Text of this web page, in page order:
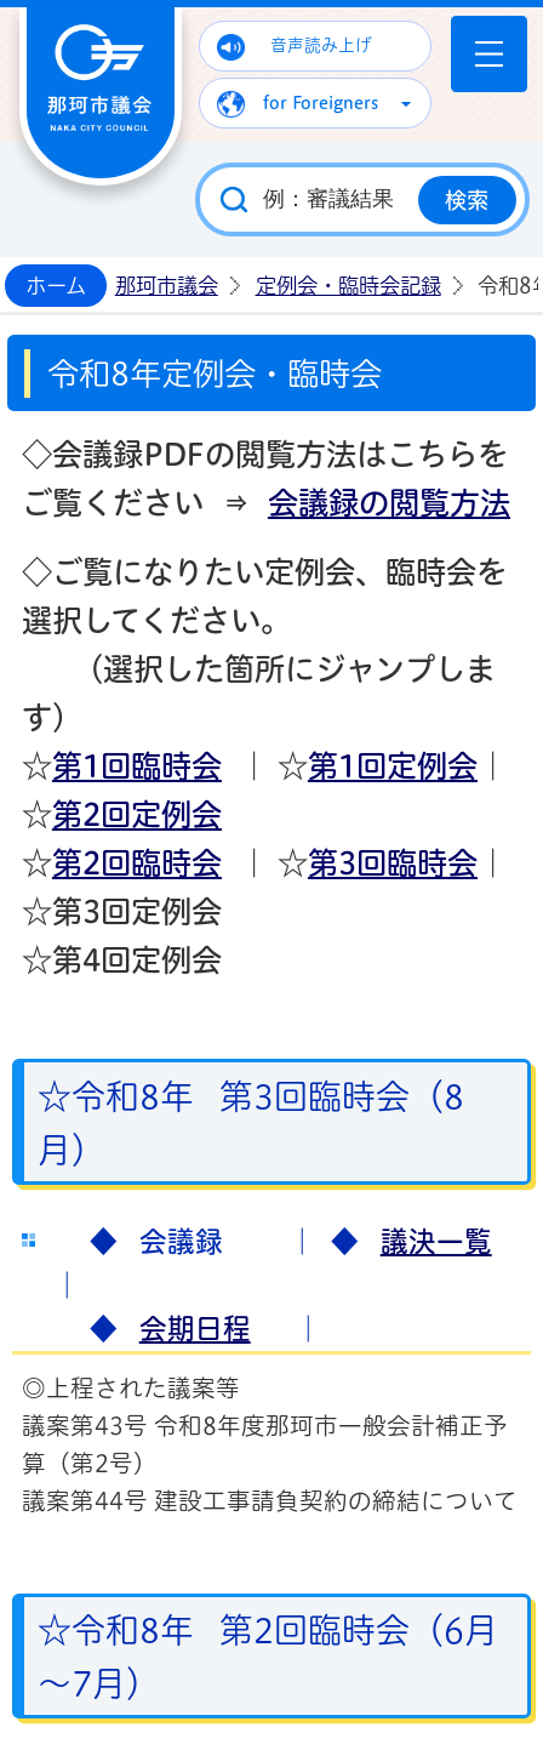
那珂市議会ホームページ
音声読み上げ
for Foreigners
ホーム 那珂市議会 定例会・臨時会記録 令和8
令和8年定例会・臨時会
◇会議録PDFの閲覧方法はこちらを
ご覧ください ⇒ 会議録の閲覧方法
◇ご覧になりたい定例会、臨時会を
選択してください。
（選択した箇所にジャンプしま
す）
☆第1回臨時会｜ ☆第1回定例会｜
☆第2回定例会
☆第2回臨時会｜ ☆第3回臨時会｜
☆第3回定例会
☆第4回定例会
☆令和8年 第3回臨時会（8
月）
◆ 会議録 ｜ ◆ 議決一覧
◆ 会期日程
◎上程された議案等
議案第43号 令和8年度那珂市一般会計補正予
算（第2号）
議案第44号 建設工事請負契約の締結について
☆令和8年 第2回臨時会（6月
～7月）